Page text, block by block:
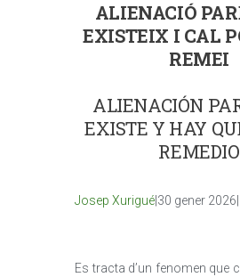
ALIENACIÓ
EXISTEIX I CAL
REMEI
ALIENACIÓN
EXISTE Y HAY
REMEDIO
Josep Xurigué |30 gener 2026|
Es tracta d’un fenomen que